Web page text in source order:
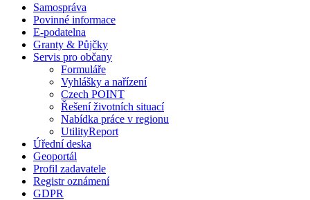
Samospráva
Povinné informace
E-podatelna
Granty & Půjčky
Servis pro občany
Formuláře
Vyhlášky a nařízení
Czech POINT
Řešení životních situací
Nabídka práce v regionu
UtilityReport
Úřední deska
Geoportál
Profil zadavatele
Registr oznámení
GDPR